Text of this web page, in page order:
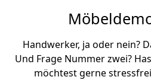
Handwerker, ja oder nein?
Und Frage Nummer zwei?
möchtest gerne